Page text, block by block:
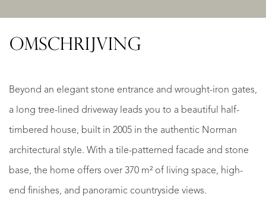
OMSCHRIJVING
Beyond an elegant stone entrance and wrought-iron gates,
a long tree-lined driveway leads you to a beautiful half-
timbered house, built in 2005 in the authentic Norman
architectural style. With a tile-patterned facade and stone
base, the home offers over 370 m² of living space, high-
end finishes, and panoramic countryside views.